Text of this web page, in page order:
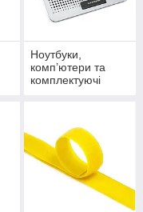
Ноутбуки,
комп’ютери та
комплектуючі